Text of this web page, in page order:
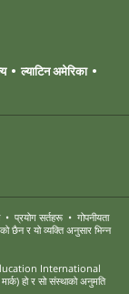
ल्याटिन अमेरिका
• प्रयोग सर्तहरू • गोपनीयता
छैन र यो व्यक्ति अनुसार भिन्न
International
हो र सो संस्थाको अनुमति